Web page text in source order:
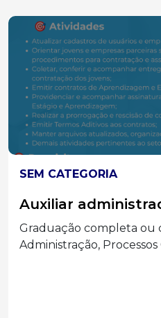
SEM CATEGORIA
Auxiliar
Graduação completa ou
Administração, Processos